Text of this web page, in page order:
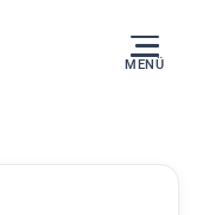
MENÜ